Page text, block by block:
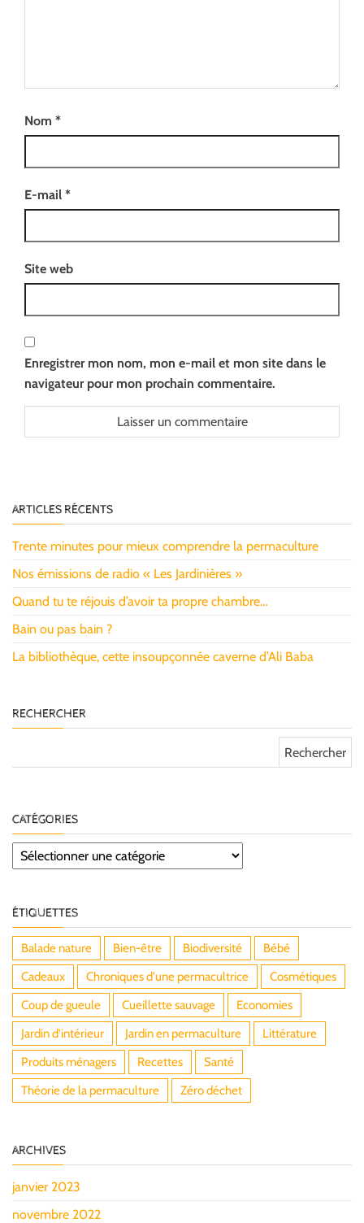
Nom *
E-mail *
Site web
Enregistrer mon nom, mon e-mail et mon site dans le
navigateur pour mon prochain commentaire.
ARTICLES RÉCENTS
Trente minutes pour mieux comprendre la permaculture
Nos émissions de radio « Les Jardinières »
Quand tu te réjouis d’avoir ta propre chambre…
Bain ou pas bain ?
La bibliothèque, cette insoupçonnée caverne d’Ali Baba
RECHERCHER
CATÉGORIES
Catégories
ÉTIQUETTES
Balade nature Bien-être Biodiversité
Bébé
Cadeaux
Chroniques d'une permacultrice
Cosmétiques
Coup de gueule
Cueillette sauvage
Economies
Jardin d'intérieur
Jardin en permaculture
Littérature
Produits ménagers
Recettes
Santé
Théorie de la permaculture
Zéro déchet
ARCHIVES
janvier 2023
novembre 2022